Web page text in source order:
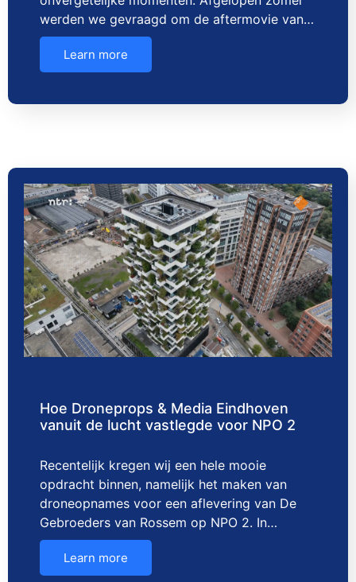
werden we gevraagd om de aftermovie van…
Learn more
Hoe Droneprops & Media Eindhoven
vanuit de lucht vastlegde voor NPO 2
Recentelijk kregen wij een hele mooie
opdracht binnen, namelijk het maken van
droneopnames voor een aflevering van De
Gebroeders van Rossem op NPO 2. In…
Learn more